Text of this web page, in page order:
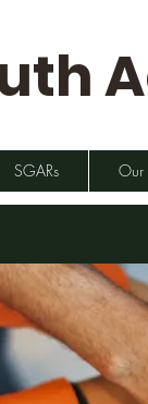
SGARs Our